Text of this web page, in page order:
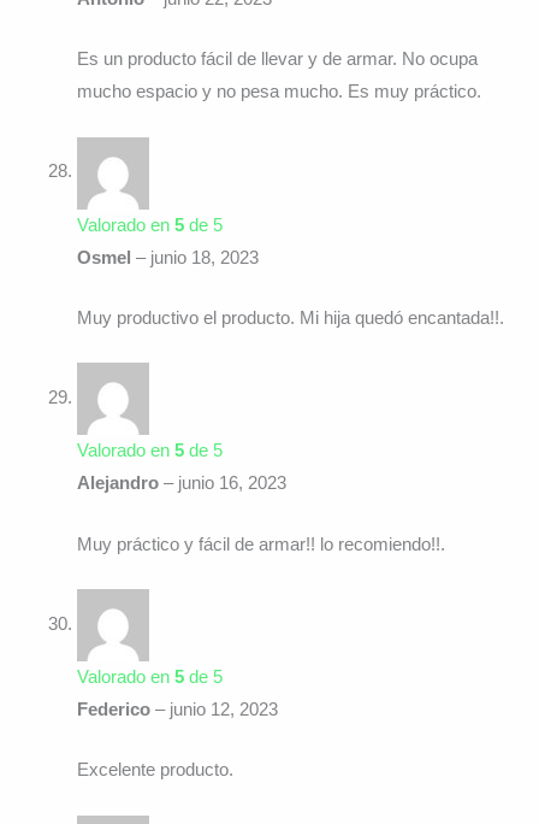
Es un producto fácil de llevar y de armar. No ocupa
mucho espacio y no pesa mucho. Es muy práctico.
Valorado en 5de 5
Osmel – junio 18, 2023
Muy productivo el producto. Mi hija quedó encantada!!.
Valorado en 5de 5
Alejandro – junio 16, 2023
Muy práctico y fácil de armar!! lo recomiendo!!.
Valorado en 5de 5
Federico – junio 12, 2023
Excelente producto.